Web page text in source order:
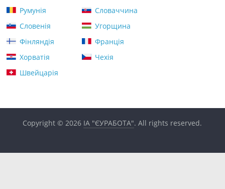
Румунія
Словаччина
Словенія
Угорщина
Фінляндія
Франція
Хорватія
Чехія
Швейцарія
Copyright © 2026 ІА "ЄУРАБОТА". All rights reserved.